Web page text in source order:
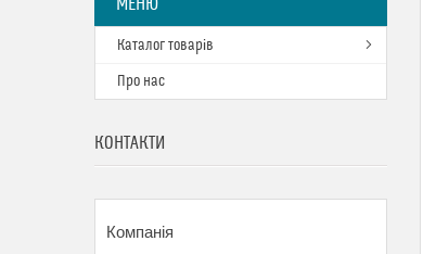
Каталог товарів
Про нас
КОНТАКТИ